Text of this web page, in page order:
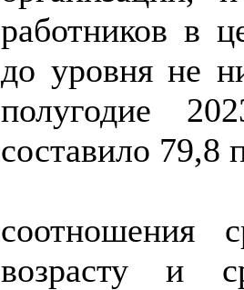
работников в
до уровня не
полугодие
составило 79,8
соотношения
возрасту и